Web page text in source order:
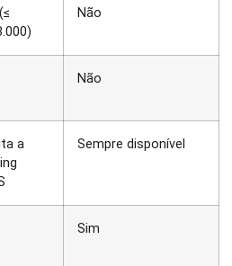
Não
Não
a
Sempre disponível
Sim